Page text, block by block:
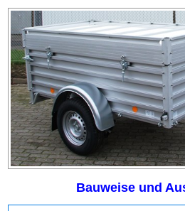
Bauweise und